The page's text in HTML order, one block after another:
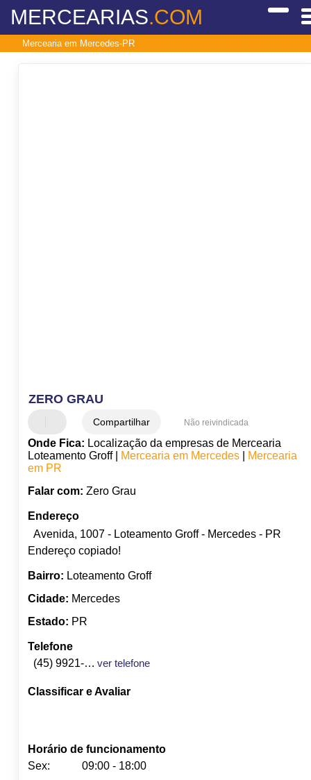
MERCEARIAS.COM
Mercearia em Mercedes-PR
ZERO GRAU
Compartilhar Não reivindicada
Onde Fica: Localização da empresas de Mercearia
Loteamento Groff |
Mercearia em Mercedes|
Mercearia
em PR
Falar com: Zero Grau
Endereço
Avenida, 1007 - Loteamento Groff - Mercedes - PR
Endereço copiado!
Bairro: Loteamento Groff
Cidade: Mercedes
Estado: PR
Telefone
(45) 9921-2099
ver telefone
Classificar e Avaliar
Horário de funcionamento
Sex:
09:00 - 18:00